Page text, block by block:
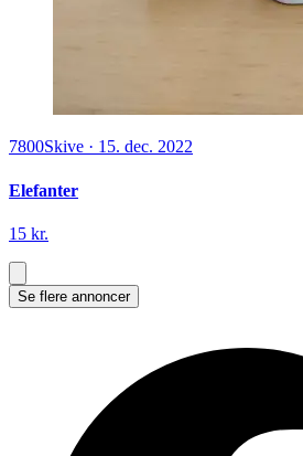
7800Skive · 15. dec. 2022
Elefanter
15 kr.
Se flere annoncer